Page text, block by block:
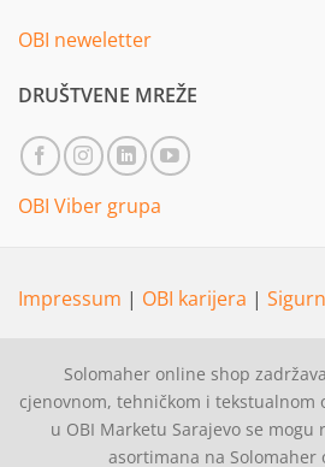
OBI neweletter
DRUŠTVENE MREŽE
OBI Viber grupa
Impressum | OBI karijera |
Solomaher online shop
cjenovnom, tehničkom i tekstualnom
u OBI Marketu Sarajevo se mogu
asortimana na Solomaher